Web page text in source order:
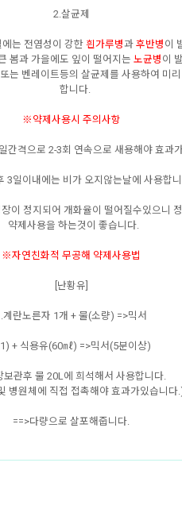
2.살균제
는 전염성이 강한흰가루병과후반병이
봄과 가을에도 잎이 떨어지는 노균병이
는 벤레이트등의 살균제를 사용하여 미
합니다.
※약제사용시 주의사항
간격으로 2-3회 연속으로 새용해야 효과
3일이내에는 비가 오지않는날에 사용합
이 정지되어 개화율이 떨어질수있으니
약제사용을 하는것이 좋습니다.
※자연친화적 무공해 약제사용법
[난황유]
계란노른자 1개 + 물(소량) =>믹서
+ 식용유(60㎖) =>믹서(5분이상)
보관후 물 20L에 희석해서 사용합니다.
병원체에 직접 접촉해야 효과가있습니다
==>다량으로 살포해줍니다.